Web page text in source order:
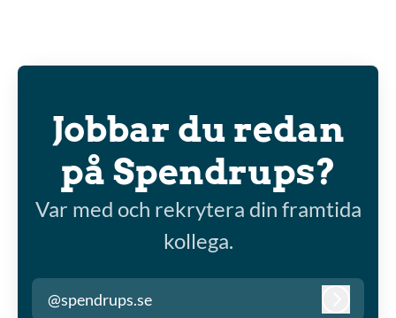
Jobbar du redan
på Spendrups?
Var med och rekrytera din framtida
kollega.
@spendrups.se